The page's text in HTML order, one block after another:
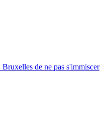
de ne pas s'immiscer